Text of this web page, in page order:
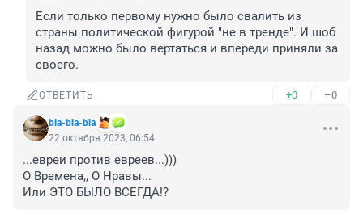
Если только первому нужно было свалить из
страны политической фигурой "не в тренде". И шоб
назад можно было вертаться и впереди приняли за
своего.
ОТВЕТИТЬ +0 –0
bla-bla-bla
22 октября 2023, 06:54
...евреи против евреев...)))
О Времена,, О Нравы...
Или ЭТО БЫЛО ВСЕГДА!?